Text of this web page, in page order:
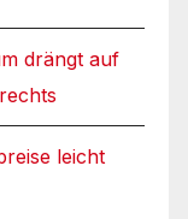
drängt auf
leicht